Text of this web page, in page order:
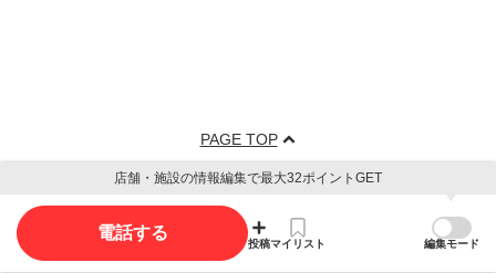
PAGE TOP
店舗・施設の情報編集で最大32ポイントGET
電話する
投稿マイリスト 編集モード